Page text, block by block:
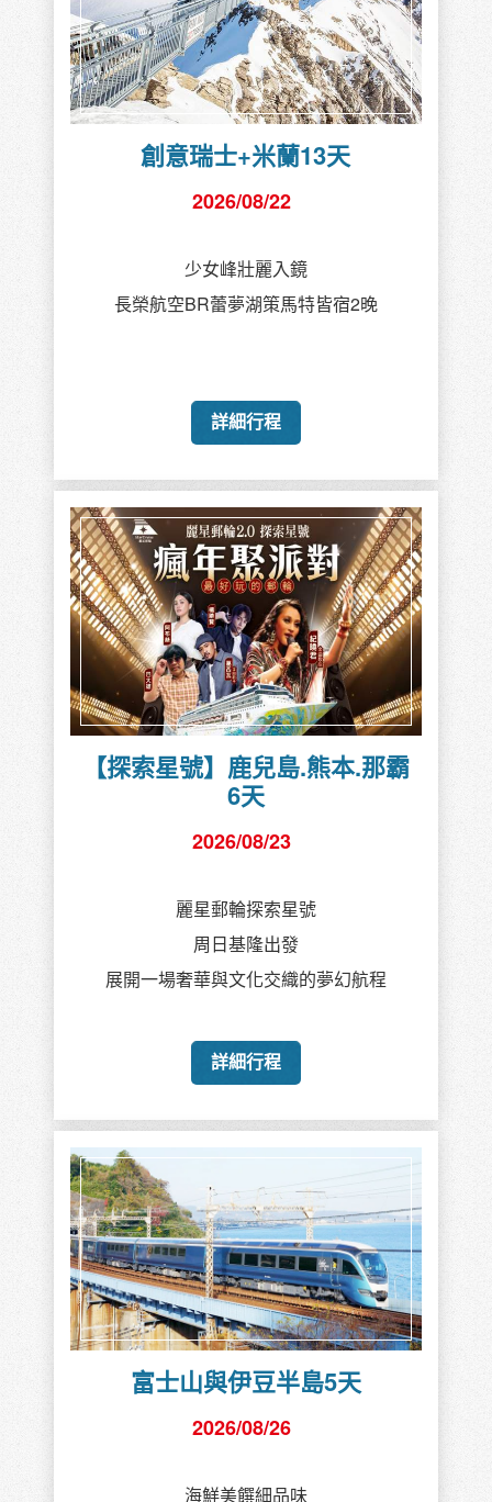
創意瑞士+米蘭13天
2026/08/22
少女峰壯麗入鏡
長榮航空BR蕾夢湖策馬特皆宿2晚
詳細行程
【探索星號】鹿兒島.熊本.那霸
6天
2026/08/23
麗星郵輪探索星號
周日基隆出發
展開一場奢華與文化交織的夢幻航程
詳細行程
富士山與伊豆半島5天
2026/08/26
海鮮美饌細品味